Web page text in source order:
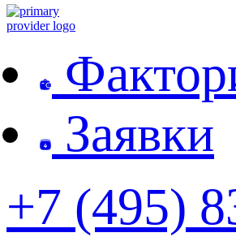
Заявки
+7 (495)